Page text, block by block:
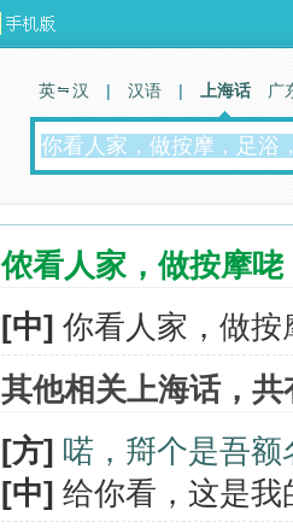
英 汉 | 汉语 | 上海话 广
侬看人家，做按摩
[中] 你看人家，做
其他相关上海话，共
[方] 喏，搿个是吾额
[中] 给你看，这是我